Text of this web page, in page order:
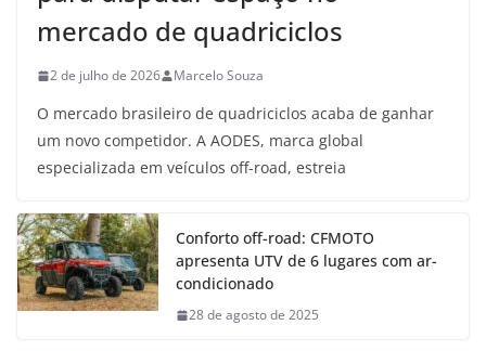
mercado de quadriciclos
2 de julho de 2026 Marcelo Souza
O mercado brasileiro de quadriciclos acaba de ganhar
um novo competidor. A AODES, marca global
especializada em veículos off-road, estreia
Conforto off-road: CFMOTO
apresenta UTV de 6 lugares com ar-
condicionado
28 de agosto de 2025